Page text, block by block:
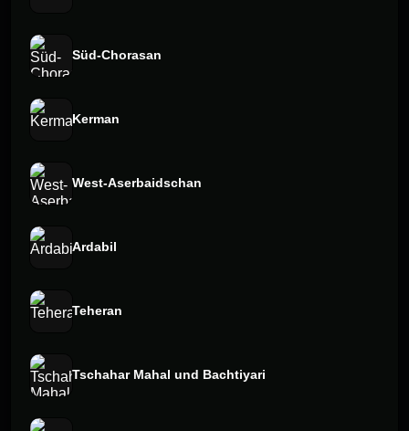
Süd-Chorasan
Kerman
West-Aserbaidschan
Ardabil
Teheran
Tschahar Mahal und Bachtiyari